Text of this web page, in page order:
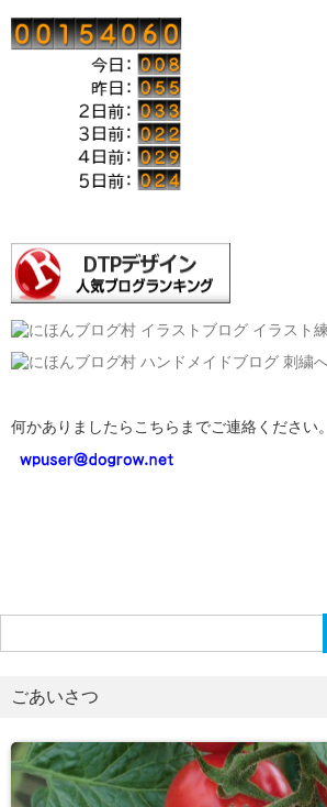
何かありましたらこちらまでご連絡ください。
索:
ごあいさつ